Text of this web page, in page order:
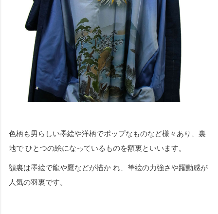
色柄も男らしい墨絵や洋柄でポップなものなど様々あり、裏
地で ひとつの絵になっているものを額裏といいます。
額裏は墨絵で龍や鷹などが描か れ、筆絵の力強さや躍動感が
人気の羽裏です。